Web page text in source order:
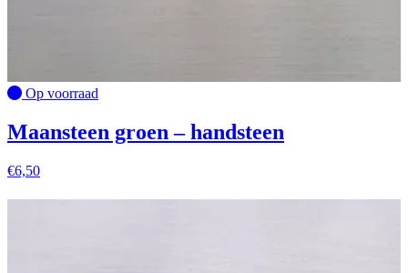
Op voorraad
Maansteen groen – handsteen
€6,50